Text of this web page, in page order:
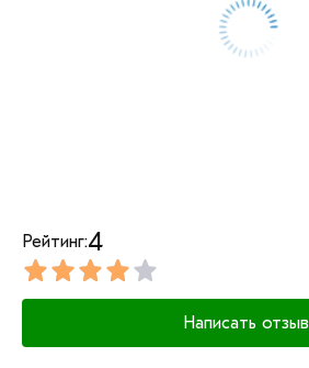
Рейтинг:4
Написать отзыв